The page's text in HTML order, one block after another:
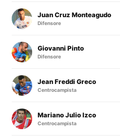
Juan Cruz Monteagudo
Difensore
Giovanni Pinto
Difensore
Jean Freddi Greco
Centrocampista
Mariano Julio Izco
Centrocampista